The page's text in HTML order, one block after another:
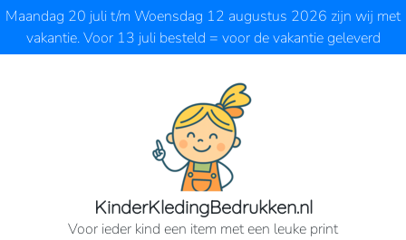
Ga naar de hoofdinhoud
Maandag 20 juli t/m Woensdag 12 augustus 2026 zijn wij met
vakantie. Voor 13 juli besteld = voor de vakantie geleverd
KinderKledingBedrukken.nl
Voor ieder kind een item met een leuke print